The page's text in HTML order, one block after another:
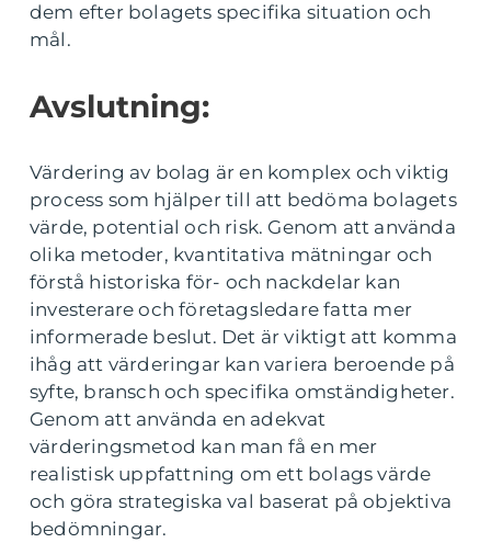
dem efter bolagets specifika situation och
mål.
Avslutning:
Värdering av bolag är en komplex och viktig
process som hjälper till att bedöma bolagets
värde, potential och risk. Genom att använda
olika metoder, kvantitativa mätningar och
förstå historiska för- och nackdelar kan
investerare och företagsledare fatta mer
informerade beslut. Det är viktigt att komma
ihåg att värderingar kan variera beroende på
syfte, bransch och specifika omständigheter.
Genom att använda en adekvat
värderingsmetod kan man få en mer
realistisk uppfattning om ett bolags värde
och göra strategiska val baserat på objektiva
bedömningar.